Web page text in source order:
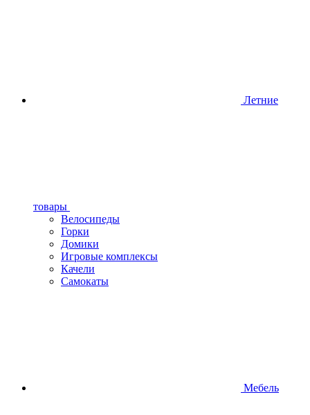
Летние
товары
Велосипеды
Горки
Домики
Игровые комплексы
Качели
Самокаты
Мебель